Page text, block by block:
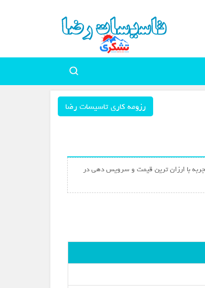
رزومه کاری تاسیسات رضا
با ارزان ترین قیمت و سرویس دهی در